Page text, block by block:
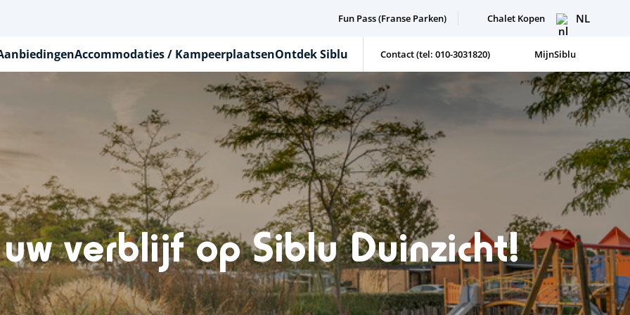
Fun Pass (Franse Parken) Chalet Kopen NL
Accommodaties / KampeerplaatsenOntdek Siblu Contact (tel: 010-3031820) MijnSiblu
verblijf op Siblu Duinzicht!